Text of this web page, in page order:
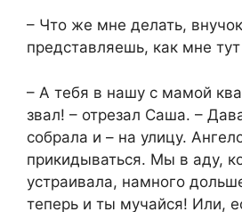
– Что же мне делать,
представляешь, как мне
– А тебя в нашу с мамой
звал! – отрезал Саша. –
собрала и – на улицу.
прикидываться. Мы в аду,
устраивала, намного
теперь и ты мучайся! Или,